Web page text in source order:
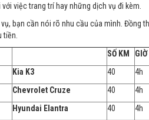
việc trang trí hay những dịch vụ đi kèm.
bạn cần nói rõ nhu cầu của mình. Đồng
SỐ KM GIỜ
Kia K3
40 4h
Chevrolet Cruze
40 4h
Hyundai Elantra
40 4h